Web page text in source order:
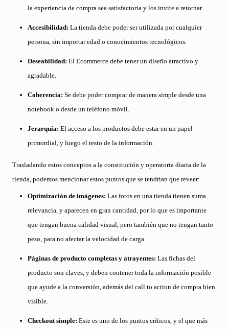
la experiencia de compra sea satisfactoria y los invite a retornar.
Accesibilidad: La tienda debe poder ser utilizada por cualquier
persona, sin importar edad o conocimientos tecnológicos.
Deseabilidad:El Ecommerce debe tener un diseño atractivo y
agradable.
Coherencia:Se debe poder comprar de manera simple desde una
notebook o desde un teléfono móvil.
Jerarquía:El acceso a los productos debe estar en un papel
primordial, y luego el resto de la información.
Trasladando estos conceptos a la constitución y operatoria diaria de la
tienda, podemos mencionar estos puntos que se tendrían que reveer:
Optimización de imágenes:Las fotos en una tienda tienen suma
relevancia, y aparecen en gran cantidad, por lo que es importante
que tengan buena calidad visual, pero también que no tengan tanto
peso, para no afectar la velocidad de carga.
Páginas de producto completas y atrayentes:Las fichas del
producto son claves, y deben contener toda la información posible
que ayude a la conversión, además del call to action de compra bien
visible.
Checkout simple:Este es uno de los puntos críticos, y el que más